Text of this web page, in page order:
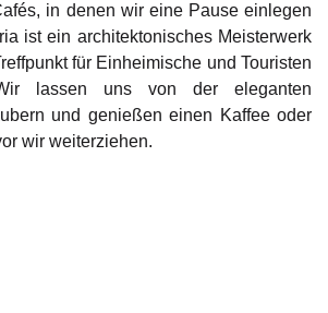
in denen wir eine Pause einlegen
ist ein architektonisches Meisterwerk
für Einheimische und Touristen
lassen uns von der eleganten
und genießen einen Kaffee oder
wir weiterziehen.